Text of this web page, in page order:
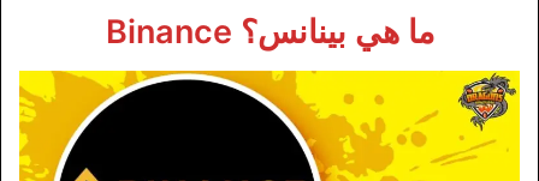
ما هي بينانس؟ Binance